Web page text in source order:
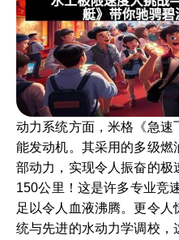
动力系统方面，米格《急速
能发动机。其采用的多级燃
部动力，实现令人振奋的
150公里！这是许多专业竞
足以令人血液沸腾。更令
统与先进的水动力学调校，